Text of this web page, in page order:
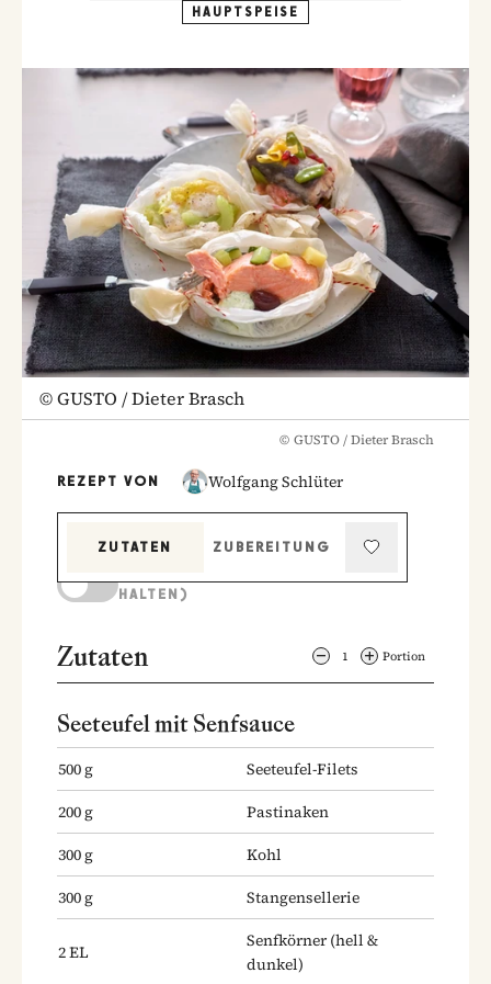
HAUPTSPEISE
©GUSTO / Dieter Brasch
© GUSTO / Dieter Brasch
REZEPT VON Wolfgang Schlüter
ZUTATEN
ZUBEREITUNG
HALTEN)
Zutaten 1 Portion
Seeteufel mit Senfsauce
500g
Seeteufel-Filets
200g
Pastinaken
300g
Kohl
300g Stangensellerie
2EL
Senfkörner (hell &
dunkel)